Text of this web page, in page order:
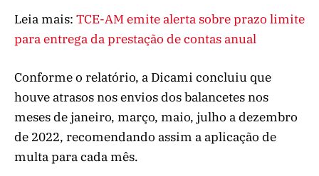
Leia mais: TCE-AM emite alerta sobre prazo limite
para entrega da prestação de contas anual
Conforme o relatório, a Dicami concluiu que
houve atrasos nos envios dos balancetes nos
meses de janeiro, março, maio, julho a dezembro
de 2022, recomendando assim a aplicação de
multa para cada mês.